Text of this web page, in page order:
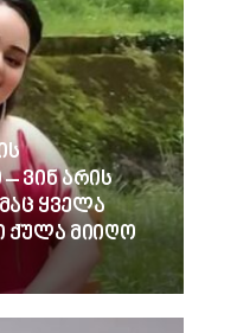
ვინ არის
ყველა
ქულა მიიღო